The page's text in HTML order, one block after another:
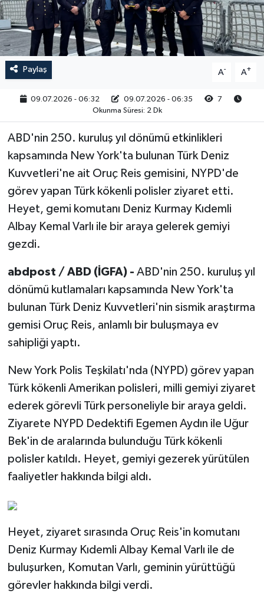
Paylaş A- A+
09.07.2026 - 06:32 09.07.2026 - 06:35
7
Okunma Süresi: 2 Dk
ABD'nin 250. kuruluş yıl dönümü etkinlikleri
kapsamında New York'ta bulunan Türk Deniz
Kuvvetleri'ne ait Oruç Reis gemisini, NYPD'de
görev yapan Türk kökenli polisler ziyaret etti.
Heyet, gemi komutanı Deniz Kurmay Kıdemli
Albay Kemal Varlı ile bir araya gelerek gemiyi
gezdi.
abdpost / ABD (İGFA) - ABD'nin 250. kuruluş yıl
dönümü kutlamaları kapsamında New York'ta
bulunan Türk Deniz Kuvvetleri'nin sismik araştırma
gemisi Oruç Reis, anlamlı bir buluşmaya ev
sahipliği yaptı.
New York Polis Teşkilatı'nda (NYPD) görev yapan
Türk kökenli Amerikan polisleri, milli gemiyi ziyaret
ederek görevli Türk personeliyle bir araya geldi.
Ziyarete NYPD Dedektifi Egemen Aydın ile Uğur
Bek'in de aralarında bulunduğu Türk kökenli
polisler katıldı. Heyet, gemiyi gezerek yürütülen
faaliyetler hakkında bilgi aldı.
Heyet, ziyaret sırasında Oruç Reis'in komutanı
Deniz Kurmay Kıdemli Albay Kemal Varlı ile de
buluşurken, Komutan Varlı, geminin yürüttüğü
görevler hakkında bilgi verdi.
RESMİ İLAN